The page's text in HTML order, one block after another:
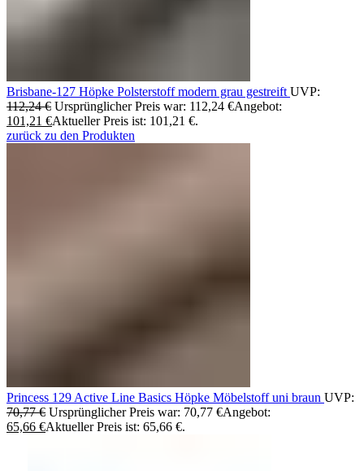
Brisbane-127 Höpke Polsterstoff modern grau gestreift UVP:
112,24€ Ursprünglicher Preis war: 112,24 €Angebot:
101,21 €Aktueller Preis ist: 101,21 €.
zurück zu den Produkten
Princess 129 Active Line Basics Höpke Möbelstoff uni braun UVP:
70,77€ Ursprünglicher Preis war: 70,77 €Angebot:
65,66 €Aktueller Preis ist: 65,66 €.